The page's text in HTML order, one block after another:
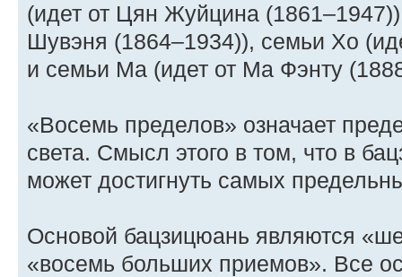
(идет от Цян Жуйцина
Шувэня (1864–1934)), семьи Хо
и семьи Ма (идет от Ма Фэнту
«Восемь пределов» означает
света. Смысл этого в том, что в
может достигнуть самых
Основой бацзицюань являются
«восемь больших приемов». Все